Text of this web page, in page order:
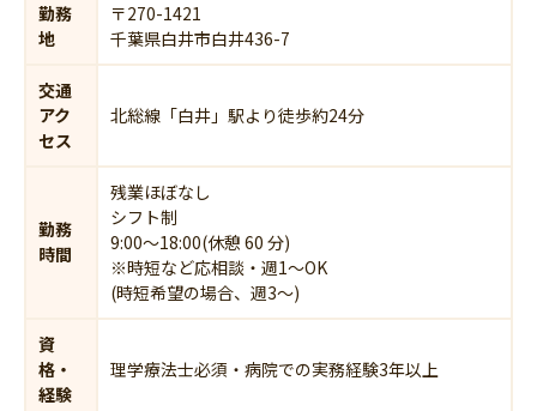
勤務
地
〒270-1421
千葉県白井市白井436-7
交通
アク
セス
北総線「白井」駅より徒歩約24分
勤務
時間
残業ほぼなし
シフト制
9:00～18:00(休憩 60 分)
※時短など応相談・週1～OK
(時短希望の場合、週3～)
資
格・
経験
理学療法士必須・病院での実務経験3年以上